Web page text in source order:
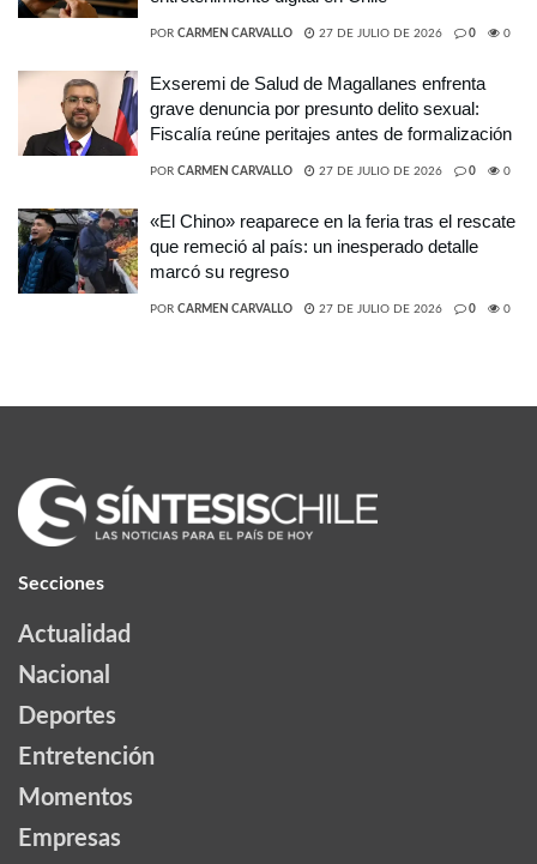
POR CARMEN CARVALLO 27 DE JULIO DE 2026 0 0
Exseremi de Salud de Magallanes enfrenta
grave denuncia por presunto delito sexual:
Fiscalía reúne peritajes antes de formalización
POR CARMEN CARVALLO 27 DE JULIO DE 2026 0 0
«El Chino» reaparece en la feria tras el rescate
que remeció al país: un inesperado detalle
marcó su regreso
POR CARMEN CARVALLO 27 DE JULIO DE 2026 0 0
Secciones
Actualidad
Nacional
Deportes
Entretención
Momentos
Empresas